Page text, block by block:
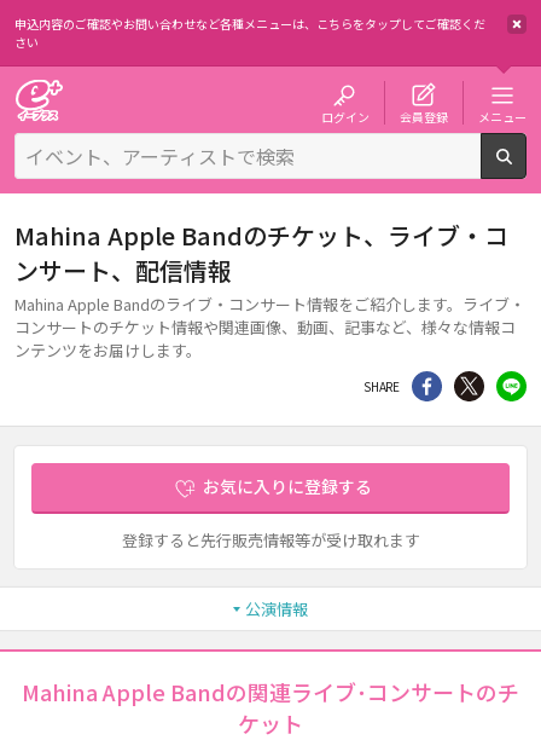
申込内容のご確認やお問い合わせなど各種メニューは、 こちらをタップしてご確認くだ
さい
ログイン 会員登録 メニュー
Mahina Apple Bandのチケット、ライブ・コ
ンサート、配信情報
Mahina Apple Bandのライブ・コンサート情報をご紹介します。ライブ・
コンサートのチケット情報や関連画像、動画、記事など、様々な情報コ
ンテンツをお届けします。
SHARE シェア Twitter
お気に入りに登録する
登録すると先行販売情報等が受け取れます
公演情報
Mahina Apple Bandの関連ライブ･コンサートのチ
ケット